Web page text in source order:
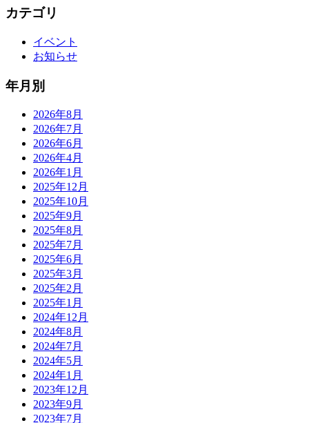
カテゴリ
イベント
お知らせ
年月別
2026年8月
2026年7月
2026年6月
2026年4月
2026年1月
2025年12月
2025年10月
2025年9月
2025年8月
2025年7月
2025年6月
2025年3月
2025年2月
2025年1月
2024年12月
2024年8月
2024年7月
2024年5月
2024年1月
2023年12月
2023年9月
2023年7月